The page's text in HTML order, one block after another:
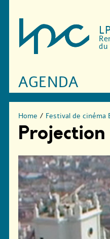
du
AGENDA
Home / Festival de cinéma
Projection